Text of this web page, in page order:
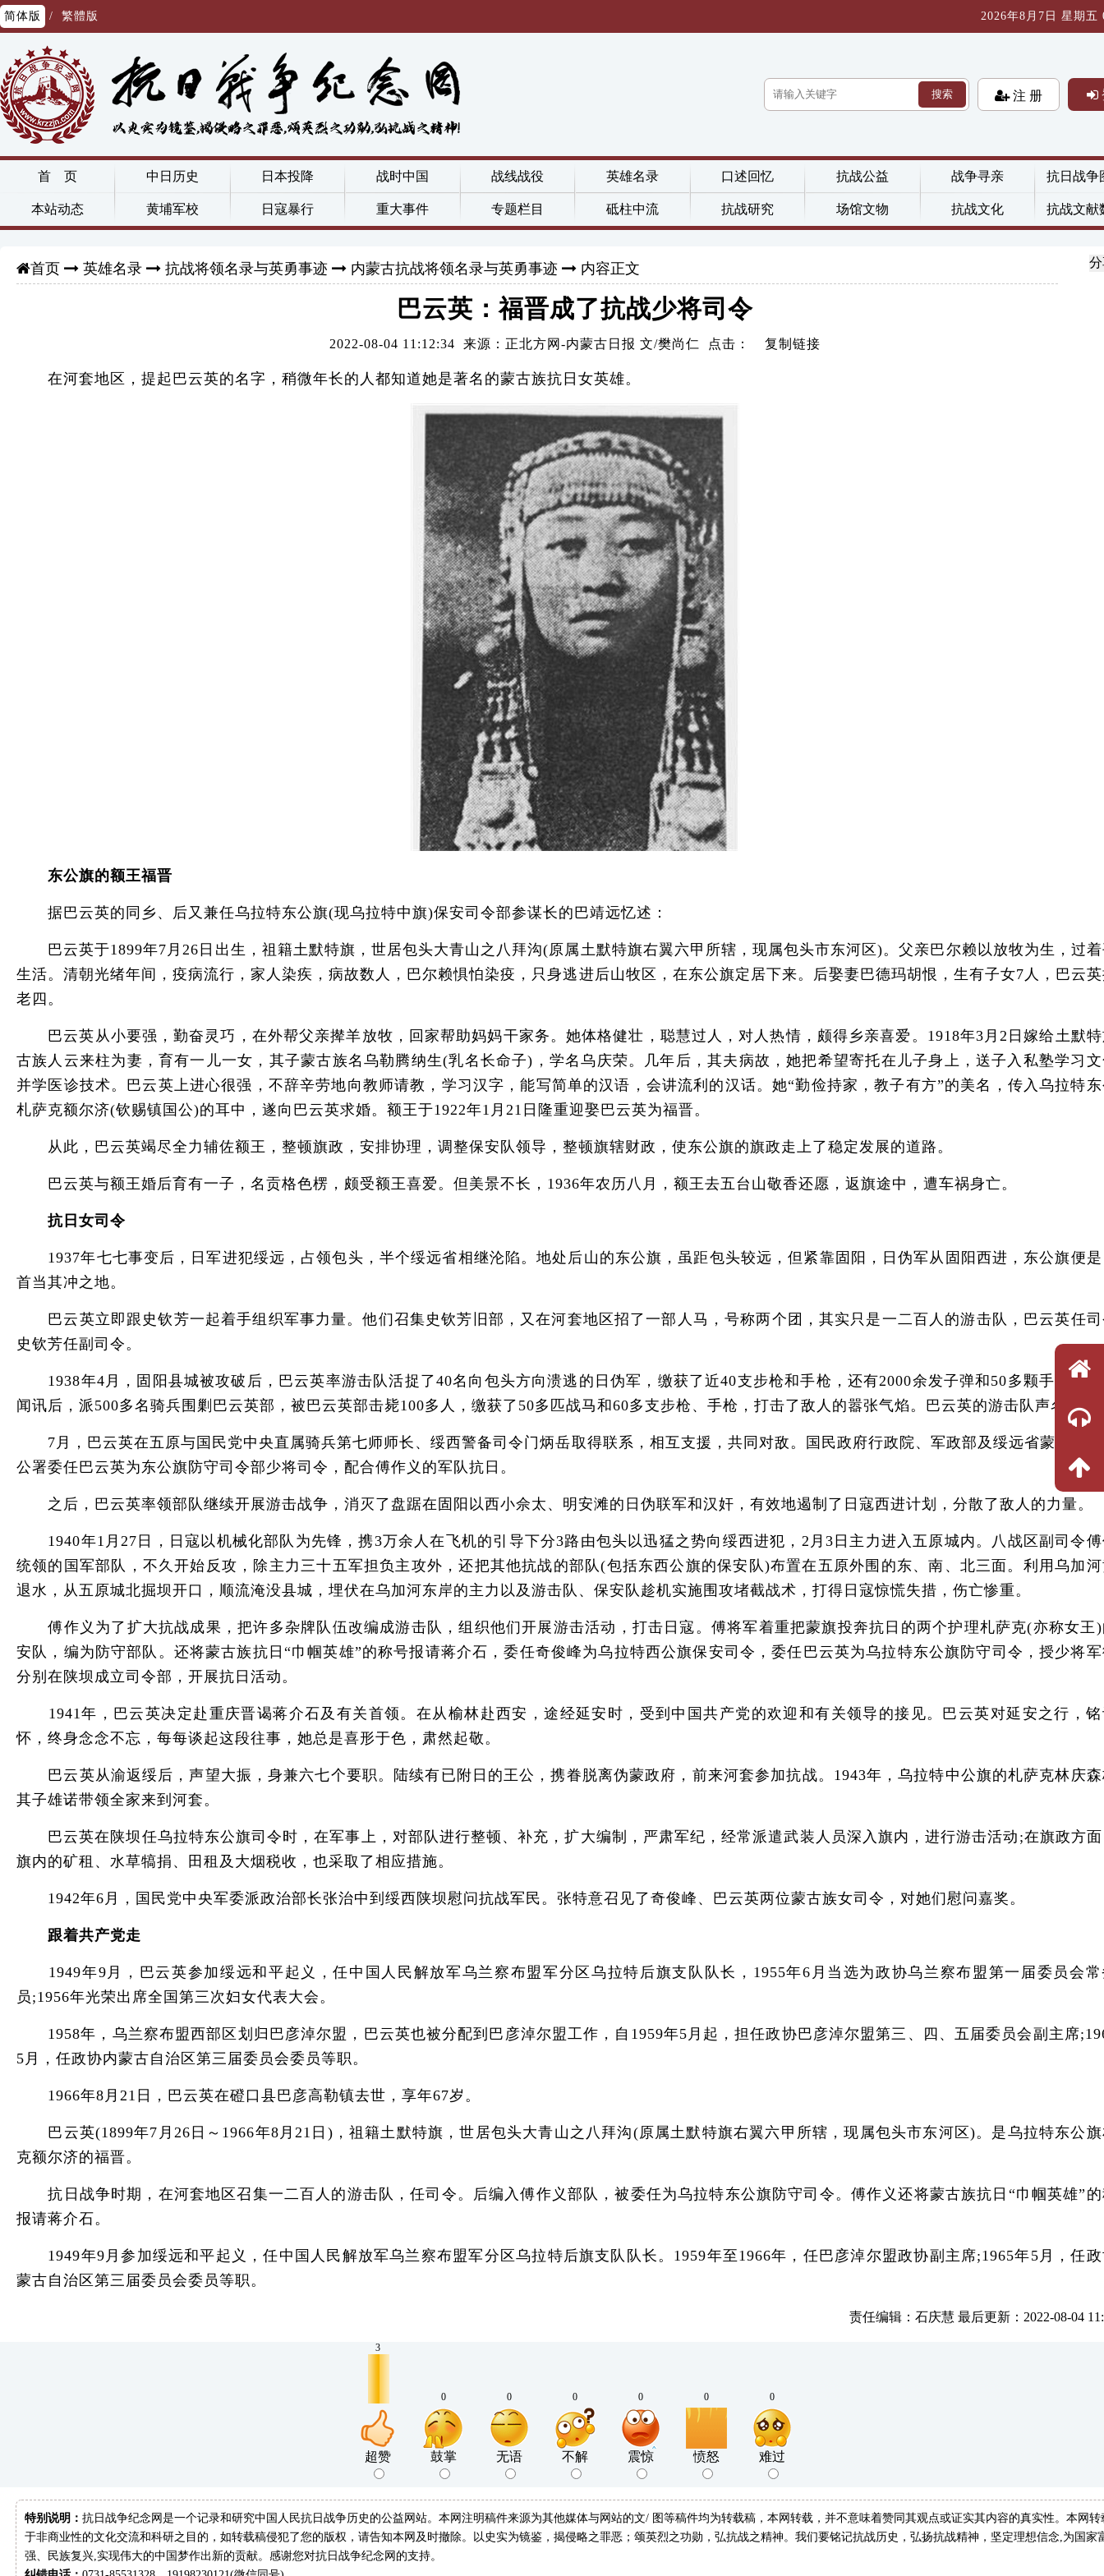
简体版 / 繁體版 2026年8月7日 星期五
搜索 注 册
首 页 中日历史 日本投降 战时中国 战线战役 英雄名录 口述回忆 抗战公益 战争寻亲 抗日战争
本站动态 黄埔军校 日寇暴行 重大事件 专题栏目 砥柱中流 抗战研究 场馆文物 抗战文化 抗战文献
首页 英雄名录 抗战将领名录与英勇事迹 内蒙古抗战将领名录与英勇事迹 内容正文
巴云英：福晋成了抗战少将司令
2022-08-04 11:12:34 来源：正北方网-内蒙古日报 文/樊尚仁 点击： 复制链接
在河套地区，提起巴云英的名字，稍微年长的人都知道她是著名的蒙古族抗日女英雄。
东公旗的额王福晋
据巴云英的同乡、后又兼任乌拉特东公旗(现乌拉特中旗)保安司令部参谋长的巴靖远忆述：
巴云英于1899年7月26日出生，祖籍土默特旗，世居包头大青山之八拜沟(原属土默特旗右翼六甲所辖，现属包头市东河区)。父亲巴尔赖以放牧为生，过
生活。清朝光绪年间，疫病流行，家人染疾，病故数人，巴尔赖惧怕染疫，只身逃进后山牧区，在东公旗定居下来。后娶妻巴德玛胡恨，生有子女7人，巴云
老四。
巴云英从小要强，勤奋灵巧，在外帮父亲撵羊放牧，回家帮助妈妈干家务。她体格健壮，聪慧过人，对人热情，颇得乡亲喜爱。1918年3月2日嫁给土默
古族人云来柱为妻，育有一儿一女，其子蒙古族名乌勒腾纳生(乳名长命子)，学名乌庆荣。几年后，其夫病故，她把希望寄托在儿子身上，送子入私塾学习
并学医诊技术。巴云英上进心很强，不辞辛劳地向教师请教，学习汉字，能写简单的汉语，会讲流利的汉话。她“勤俭持家，教子有方”的美名，传入乌拉特
札萨克额尔济(钦赐镇国公)的耳中，遂向巴云英求婚。额王于1922年1月21日隆重迎娶巴云英为福晋。
从此，巴云英竭尽全力辅佐额王，整顿旗政，安排协理，调整保安队领导，整顿旗辖财政，使东公旗的旗政走上了稳定发展的道路。
巴云英与额王婚后育有一子，名贡格色楞，颇受额王喜爱。但美景不长，1936年农历八月，额王去五台山敬香还愿，返旗途中，遭车祸身亡。
抗日女司令
1937年七七事变后，日军进犯绥远，占领包头，半个绥远省相继沦陷。地处后山的东公旗，虽距包头较远，但紧靠固阳，日伪军从固阳西进，东公旗便
首当其冲之地。
巴云英立即跟史钦芳一起着手组织军事力量。他们召集史钦芳旧部，又在河套地区招了一部人马，号称两个团，其实只是一二百人的游击队，巴云英任
史钦芳任副司令。
1938年4月，固阳县城被攻破后，巴云英率游击队活捉了40名向包头方向溃逃的日伪军，缴获了近40支步枪和手枪，还有2000余发子弹和50多颗手榴弹
闻讯后，派500多名骑兵围剿巴云英部，被巴云英部击毙100多人，缴获了50多匹战马和60多支步枪、手枪，打击了敌人的嚣张气焰。巴云英的游击队声名大增
7月，巴云英在五原与国民党中央直属骑兵第七师师长、绥西警备司令门炳岳取得联系，相互支援，共同对敌。国民政府行政院、军政部及绥远省蒙旗指
公署委任巴云英为东公旗防守司令部少将司令，配合傅作义的军队抗日。
之后，巴云英率领部队继续开展游击战争，消灭了盘踞在固阳以西小佘太、明安滩的日伪联军和汉奸，有效地遏制了日寇西进计划，分散了敌人的力量。
1940年1月27日，日寇以机械化部队为先锋，携3万余人在飞机的引导下分3路由包头以迅猛之势向绥西进犯，2月3日主力进入五原城内。八战区副司令
统领的国军部队，不久开始反攻，除主力三十五军担负主攻外，还把其他抗战的部队(包括东西公旗的保安队)布置在五原外围的东、南、北三面。利用乌加
退水，从五原城北掘坝开口，顺流淹没县城，埋伏在乌加河东岸的主力以及游击队、保安队趁机实施围攻堵截战术，打得日寇惊慌失措，伤亡惨重。
傅作义为了扩大抗战成果，把许多杂牌队伍改编成游击队，组织他们开展游击活动，打击日寇。傅将军着重把蒙旗投奔抗日的两个护理札萨克(亦称女王
安队，编为防守部队。还将蒙古族抗日“巾帼英雄”的称号报请蒋介石，委任奇俊峰为乌拉特西公旗保安司令，委任巴云英为乌拉特东公旗防守司令，授少将
分别在陕坝成立司令部，开展抗日活动。
1941年，巴云英决定赴重庆晋谒蒋介石及有关首领。在从榆林赴西安，途经延安时，受到中国共产党的欢迎和有关领导的接见。巴云英对延安之行，
怀，终身念念不忘，每每谈起这段往事，她总是喜形于色，肃然起敬。
巴云英从渝返绥后，声望大振，身兼六七个要职。陆续有已附日的王公，携眷脱离伪蒙政府，前来河套参加抗战。1943年，乌拉特中公旗的札萨克林庆
其子雄诺带领全家来到河套。
巴云英在陕坝任乌拉特东公旗司令时，在军事上，对部队进行整顿、补充，扩大编制，严肃军纪，经常派遣武装人员深入旗内，进行游击活动;在旗政方
旗内的矿租、水草犒捐、田租及大烟税收，也采取了相应措施。
1942年6月，国民党中央军委派政治部长张治中到绥西陕坝慰问抗战军民。张特意召见了奇俊峰、巴云英两位蒙古族女司令，对她们慰问嘉奖。
跟着共产党走
1949年9月，巴云英参加绥远和平起义，任中国人民解放军乌兰察布盟军分区乌拉特后旗支队队长，1955年6月当选为政协乌兰察布盟第一届委员会
员;1956年光荣出席全国第三次妇女代表大会。
1958年，乌兰察布盟西部区划归巴彦淖尔盟，巴云英也被分配到巴彦淖尔盟工作，自1959年5月起，担任政协巴彦淖尔盟第三、四、五届委员会副主席
5月，任政协内蒙古自治区第三届委员会委员等职。
1966年8月21日，巴云英在磴口县巴彦高勒镇去世，享年67岁。
巴云英(1899年7月26日～1966年8月21日)，祖籍土默特旗，世居包头大青山之八拜沟(原属土默特旗右翼六甲所辖，现属包头市东河区)。是乌拉特东公
克额尔济的福晋。
抗日战争时期，在河套地区召集一二百人的游击队，任司令。后编入傅作义部队，被委任为乌拉特东公旗防守司令。傅作义还将蒙古族抗日“巾帼英雄”
报请蒋介石。
1949年9月参加绥远和平起义，任中国人民解放军乌兰察布盟军分区乌拉特后旗支队队长。1959年至1966年，任巴彦淖尔盟政协副主席;1965年5月，任
蒙古自治区第三届委员会委员等职。
责任编辑：石庆慧 最后更新：2022-08-04
3
超赞
0
鼓掌
0
无语
0
不解
0
震惊
0
愤怒
0
难过
特别说明： 抗日战争纪念网是一个记录和研究中国人民抗日战争历史的公益网站。本网注明稿件来源为其他媒体与网站的文/ 图等稿件均为转载稿，本网转载，并不意味着赞同其观点或证实其内容的真实性。本网转
于非商业性的文化交流和科研之目的，如转载稿侵犯了您的版权，请告知本网及时撤除。以史实为镜鉴，揭侵略之罪恶；颂英烈之功勋，弘抗战之精神。我们要铭记抗战历史，弘扬抗战精神，坚定理想信念,为国家
强、民族复兴,实现伟大的中国梦作出新的贡献。感谢您对抗日战争纪念网的支持。